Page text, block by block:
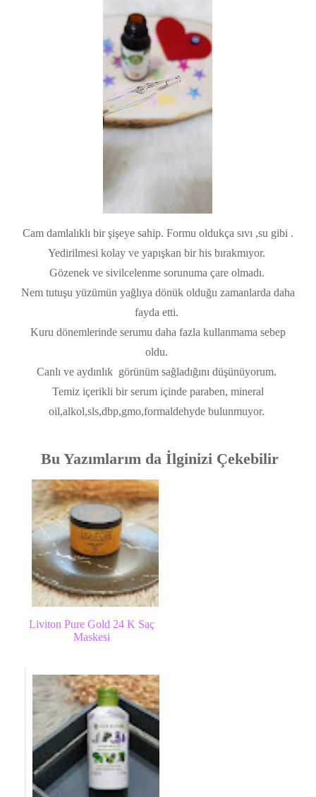
Cam damlalıklı bir şişeye sahip. Formu oldukça sıvı ,su gibi .
Yedirilmesi kolay ve yapışkan bir his bırakmıyor.
Gözenek ve sivilcelenme sorunuma çare olmadı.
Nem tutuşu yüzümün yağlıya dönük olduğu zamanlarda daha
fayda etti.
Kuru dönemlerinde serumu daha fazla kullanmama sebep
oldu.
Canlı ve aydınlık görünüm sağladığını düşünüyorum.
Temiz içerikli bir serum içinde paraben, mineral
oil,alkol,sls,dbp,gmo,formaldehyde bulunmuyor.
Bu Yazımlarım da İlginizi Çekebilir
Liviton Pure Gold 24 K Saç
Maskesi